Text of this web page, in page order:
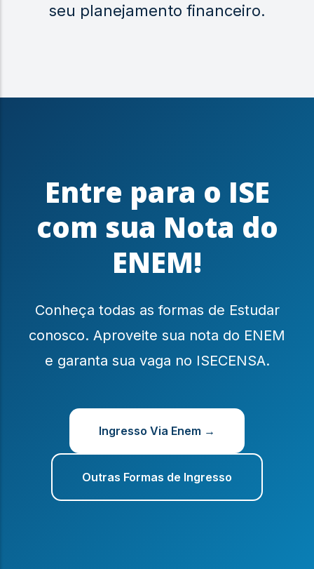
seu planejamento financeiro.
Entre para o ISE
com sua Nota do
ENEM!
Conheça todas as formas de Estudar
conosco. Aproveite sua nota do ENEM
e garanta sua vaga no ISECENSA.
Ingresso Via Enem →
Outras Formas de Ingresso